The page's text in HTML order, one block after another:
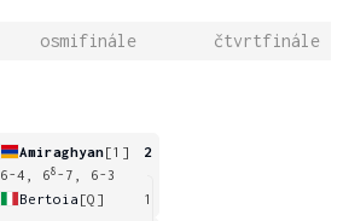
osmifinále čtvrtfinále
Amiraghyan[1]
2
6-4, 68 -7, 6-3
Bertoia [Q] 1